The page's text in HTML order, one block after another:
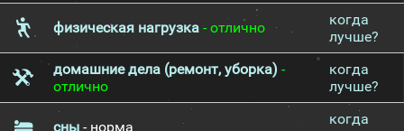
физическая нагрузка - отлично
когда
лучше?
домашние дела (ремонт, уборка) -
отлично
когда
лучше?
сны - норма
когда